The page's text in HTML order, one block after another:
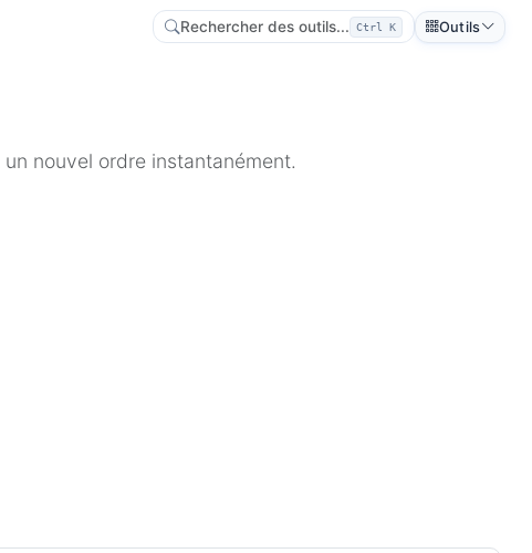
Rechercher des outils... Ctrl K Outils
nouvel ordre instantanément.